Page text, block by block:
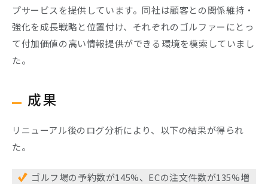
プサービスを提供しています。同社は顧客との関係維持・
強化を成長戦略と位置付け、それぞれのゴルファーにとっ
て付加価値の高い情報提供ができる環境を模索していまし
た。
成果
リニューアル後のログ分析により、以下の結果が得られ
た。
ゴルフ場の予約数が145%、ECの注文件数が135%増